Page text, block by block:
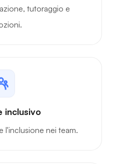
tutoraggio e
inclusivo
l'inclusione nei team.